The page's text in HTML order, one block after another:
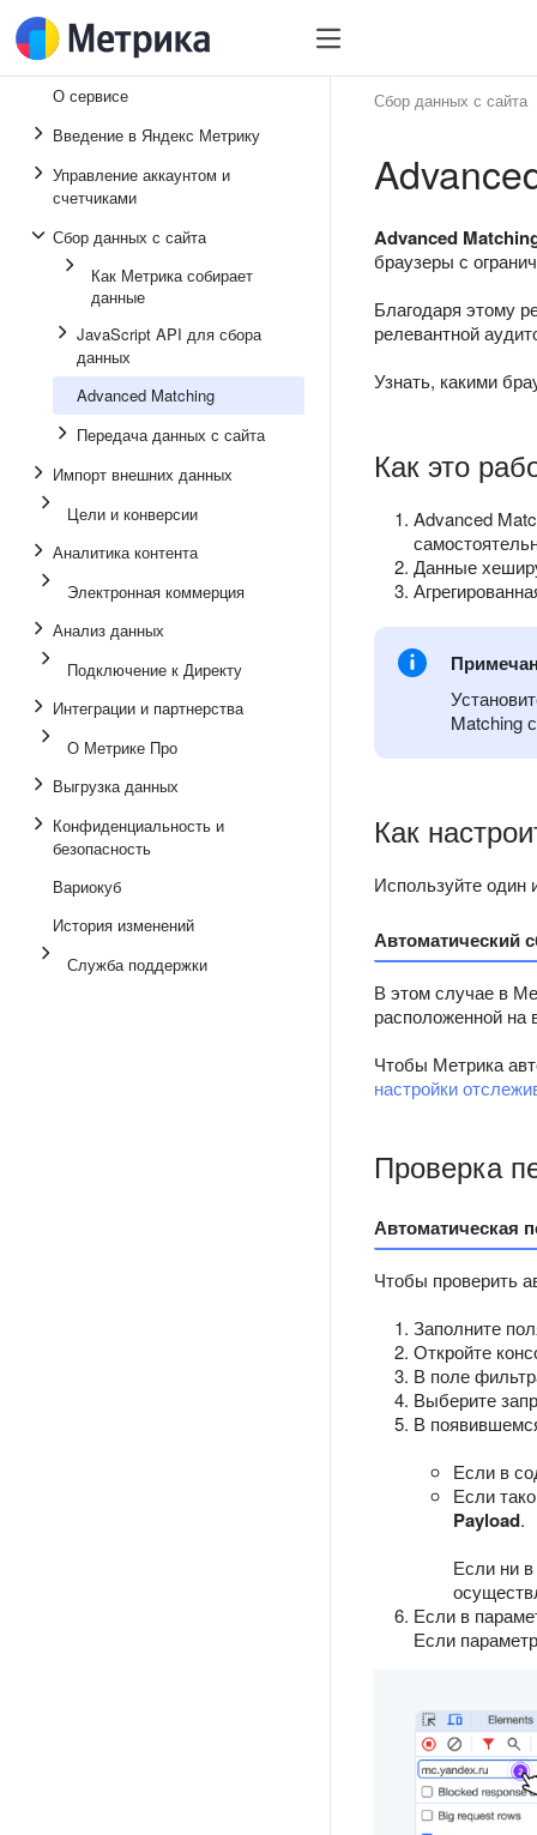
О сервисе
Введение в Яндекс Метрику
Управление аккаунтом и
счетчиками
Сбор данных с сайта
Как Метрика собирает
данные
JavaScript API для сбора
данных
Advanced Matching
Передача данных с сайта
Импорт внешних данных
Цели и конверсии
Аналитика контента
Электронная коммерция
Анализ данных
Подключение к Директу
Интеграции и партнерства
О Метрике Про
Выгрузка данных
Конфиденциальность и
безопасность
Вариокуб
История изменений
Служба поддержки
Сбор данных с сайта
Advanced
браузеры с
Благодаря этому
релевантной
Узнать, какими
Как это
Advanced
Данные
Matching
Как
Используйте один
Автоматический
В этом случае в
расположенной на
Чтобы Метрика
настройки
Проверка
Автоматическая
Чтобы проверить
Заполните
Откройте
В поле
Выберите
В
Если в
Если
Payload.
Если ни
Если в
Если